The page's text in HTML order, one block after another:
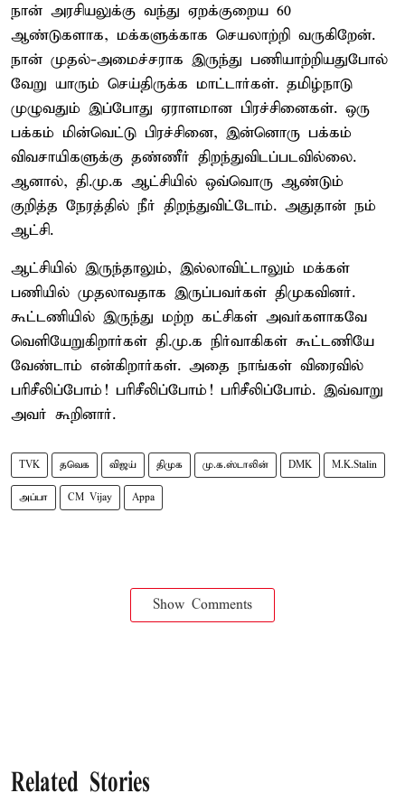
நான் அரசியலுக்கு வந்து ஏறக்குறைய 60
ஆண்டுகளாக, மக்களுக்காக செயலாற்றி வருகிறேன்.
நான் முதல்-அமைச்சராக இருந்து பணியாற்றியதுபோல்
வேறு யாரும் செய்திருக்க மாட்டார்கள். தமிழ்நாடு
முழுவதும் இப்போது ஏராளமான பிரச்சினைகள். ஒரு
பக்கம் மின்வெட்டு பிரச்சினை, இன்னொரு பக்கம்
விவசாயிகளுக்கு தண்ணீர் திறந்துவிடப்படவில்லை.
ஆனால், தி.மு.க ஆட்சியில் ஒவ்வொரு ஆண்டும்
குறித்த நேரத்தில் நீர் திறந்துவிட்டோம். அதுதான் நம்
ஆட்சி.
ஆட்சியில் இருந்தாலும், இல்லாவிட்டாலும் மக்கள்
பணியில் முதலாவதாக இருப்பவர்கள் திமுகவினர்.
கூட்டணியில் இருந்து மற்ற கட்சிகள் அவர்களாகவே
வெளியேறுகிறார்கள் தி.மு.க நிர்வாகிகள் கூட்டணியே
வேண்டாம் என்கிறார்கள். அதை நாங்கள் விரைவில்
பரிசீலிப்போம்! பரிசீலிப்போம்! பரிசீலிப்போம். இவ்வாறு
அவர் கூறினார்.
TVK தவெக விஜய் திமுக மு.க.ஸ்டாலின் DMK M.K.Stalin
அப்பா CM Vijay Appa
Show Comments
Related Stories